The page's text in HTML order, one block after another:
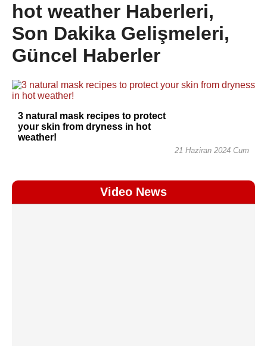
hot weather Haberleri,
Son Dakika Gelişmeleri,
Güncel Haberler
3 natural mask recipes to protect
your skin from dryness in hot
weather!
21 Haziran 2024 Cum
Video News